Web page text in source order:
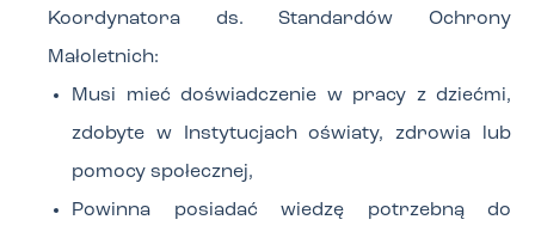
Koordynatora ds. Standardów Ochrony
Małoletnich:
Musi mieć doświadczenie w pracy z dziećmi,
zdobyte w Instytucjach oświaty, zdrowia lub
pomocy społecznej,
Powinna posiadać wiedzę potrzebną do